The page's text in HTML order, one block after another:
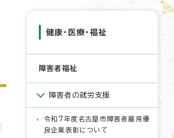
健康・医療・福祉
障害者福祉
障害者の就労支援
令和7年度名古屋市障害者雇用優
良企業表彰について